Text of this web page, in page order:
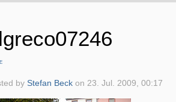
byStefan Beck on23. Jul. 2009, 00:17